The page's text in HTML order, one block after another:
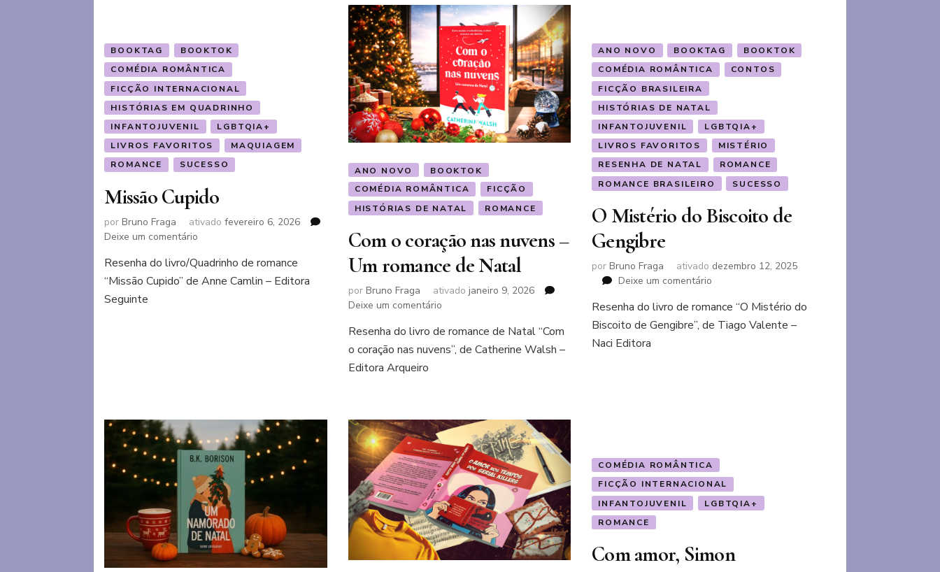
BOOKTAG
BOOKTOK
COMÉDIA ROMÂNTICA
FICÇÃO INTERNACIONAL
HISTÓRIAS EM QUADRINHO
INFANTOJUVENIL
LGBTQIA+
LIVROS FAVORITOS
MAQUIAGEM
ROMANCE
SUCESSO
Missão Cupido
porBruno Fraga ativadofevereiro 6, 2026
Deixe um comentário
Cupido
Resenha do livro/Quadrinho de romance
“Missão Cupido” de Anne Camlin – Editora
Seguinte
ANO NOVO
BOOKTOK
COMÉDIA ROMÂNTICA
FICÇÃO
HISTÓRIAS DE NATAL
ROMANCE
Com o coração nas nuvens –
Um romance de Natal
por Bruno Fraga ativado janeiro 9, 2026
Deixe um comentárioem
o
coração
romance
Natal
Resenha do livro de romance de Natal “Com
o coração nas nuvens”, de Catherine Walsh –
Editora Arqueiro
ANO NOVO BOOKTAG
BOOKTOK
COMÉDIA ROMÂNTICA
CONTOS
FICÇÃO BRASILEIRA
HISTÓRIAS DE NATAL
INFANTOJUVENIL
LGBTQIA+
LIVROS FAVORITOS
MISTÉRIO
RESENHA DE NATAL
ROMANCE
ROMANCE BRASILEIRO
SUCESSO
O Mistério do Biscoito de
Gengibre
porBruno Fraga ativado dezembro 12, 2025
Deixe um comentário
Mistério
do
Resenha do livro de romance “O Mistério do
Biscoito de Gengibre”, de Tiago Valente –
Naci Editora
COMÉDIA ROMÂNTICA
FICÇÃO INTERNACIONAL
INFANTOJUVENIL
LGBTQIA+
ROMANCE
Com amor, Simon